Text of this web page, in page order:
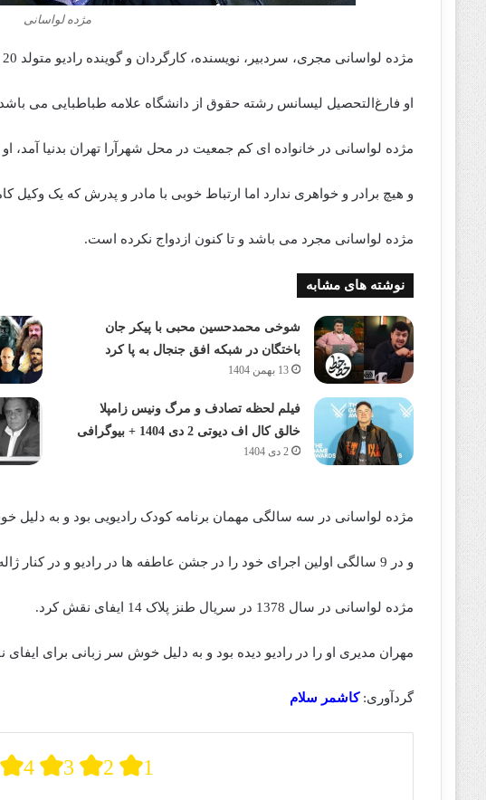
مژده لواسانی
مژده لواسانی مجری، سردبیر، نویسنده، کارگردان و گوینده رادیو متولد 20 آبان 1368 در تهران است.
او فارغ‌التحصیل لیسانس رشته‌ حقوق از دانشگاه علامه طباطبایی می
مژده لواسانی در خانواده‌ ای کم جمعیت در محل شهرآرا تهران بدنیا آمد،
و هیچ برادر و خواهری ندارد اما ارتباط خوبی با مادر و پدرش که یک وکیل
مژده لواسانی مجرد می باشد و تا کنون ازدواج نکرده است.
نوشته های مشابه
شوخی محمدحسین محبی با پیکر جان
باختگان در شبکه افق جنجال به پا کرد
13 بهمن 1404
فیلم لحظه تصادف و مرگ ونیس زامپلا
خالق کال اف دیوتی 2 دی 1404 + بیوگرافی
2 دی 1404
مژده لواسانی در سه سالگی مهمان برنامه کودک رادیویی بود و به دلیل
و در 9 سالگی اولین اجرای خود را در جشن عاطفه ها در رادیو و در کنار ژاله صادقیان و آقای جاویدنیا انجام داد.
مژده لواسانی در سال 1378 در سریال طنز پلاک 14 ایفای نقش کرد.
مهران مدیری او را در رادیو دیده‌ بود و به دلیل خوش سر زبانی برای ایفای نقش
گردآوری:کاشمر سلام
4 3 2 1